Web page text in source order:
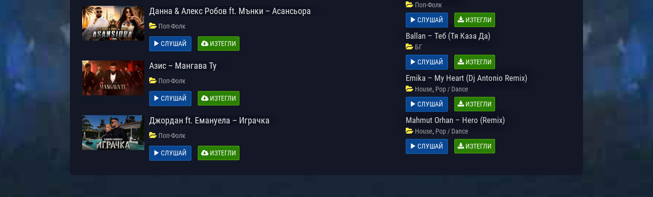
Данна & Алекс Робов ft. Мънки – Асансьора
Поп-Фолк
СЛУШАЙ ИЗТЕГЛИ
Азис – Мангава Ту
Поп-Фолк
СЛУШАЙ ИЗТЕГЛИ
Джордан ft. Емануела – Играчка
Поп-Фолк
СЛУШАЙ ИЗТЕГЛИ
Поп-Фолк
СЛУШАЙ
ИЗТЕГЛИ
Ballan – Теб (Тя Каза Да)
БГ
СЛУШАЙ
ИЗТЕГЛИ
Emika – My Heart (Dj Antonio Remix)
House, Pop / Dance
СЛУШАЙ
ИЗТЕГЛИ
Mahmut Orhan – Hero (Remix)
House, Pop / Dance
СЛУШАЙ
ИЗТЕГЛИ